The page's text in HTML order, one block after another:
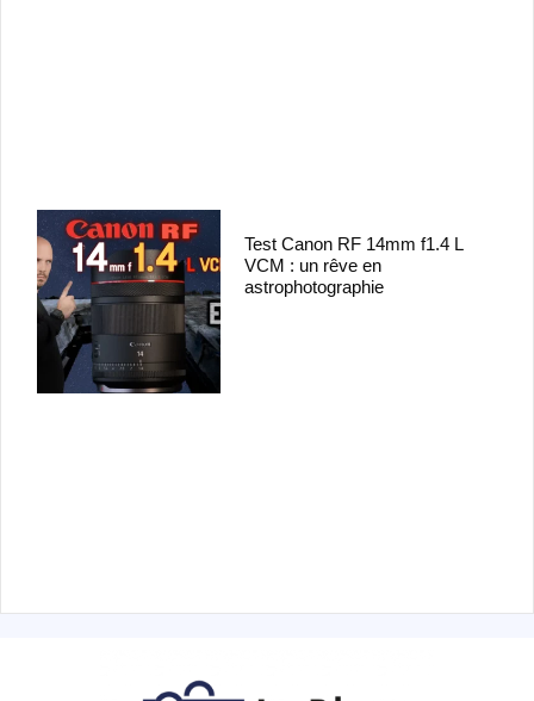
Test Canon RF 14mm f1.4 L
VCM : un rêve en
astrophotographie